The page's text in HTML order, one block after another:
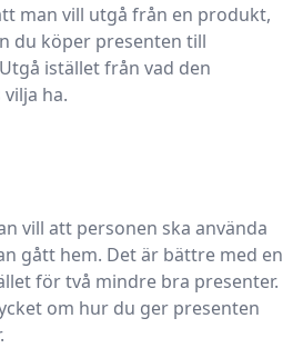
man vill utgå från en produkt,
du köper presenten till
istället från vad den
ha.
vill att personen ska använda
gått hem. Det är bättre med en
för två mindre bra presenter.
om hur du ger presenten